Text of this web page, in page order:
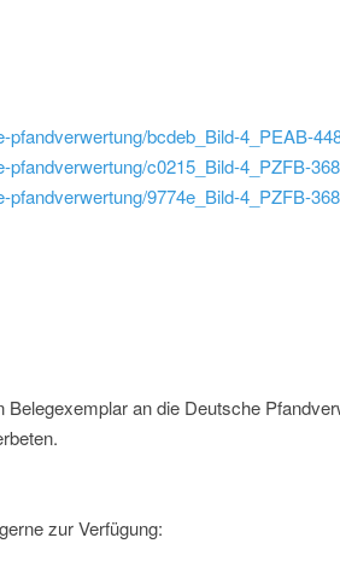
bcdeb_Bild-4_PEAB-
c0215_Bild-4_PZFB-
9774e_Bild-4_PZFB-
an die Deutsche
zur Verfügung: